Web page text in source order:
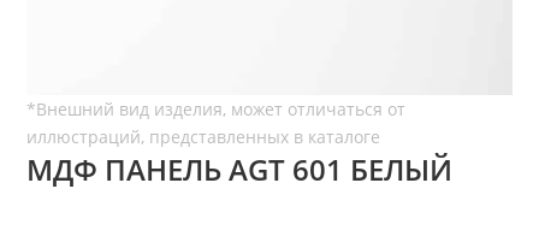
МДФ ПАНЕЛЬ AGT 601 БЕЛЫЙ